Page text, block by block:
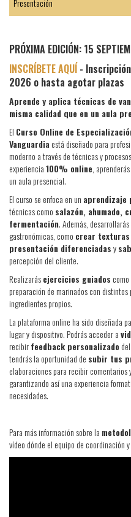
PRÓXIMA EDICIÓN: 15
INSCRÍBETE AQUÍ -
2026 o hasta agotar plazas
Aprende y aplica técnicas de
misma calidad que en un aula
El Curso Online de
Vanguardia está diseñado para
moderno a través de técnicas y
experiencia100% online,
un aula presencial.
El curso se enfoca en un aprendizaje
técnicas como salazón, ahumado,
fermentación. Además,
gastronómicas, como crear
presentación diferenciadasy
percepción del cliente.
Realizarásejercicios guiados
preparación de marinados con
ingredientes propios.
La plataforma online ha sido diseñada
lugar y dispositivo. Podrás acceder a
recibirfeedback personalizado
tendrás la oportunidad de subir tus
elaboraciones para recibir
garantizando así una experiencia
necesidades.
Para más información sobre la
vídeo dónde el equipo de coordinación